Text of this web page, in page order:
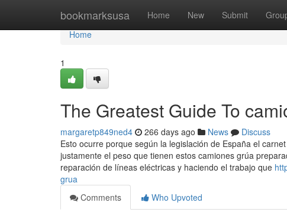
bookmarksusa Home New Submit
Home
Home
1
The Greatest Guide To
margaretp849ned4 266 days ago News
Discuss
Esto ocurre porque según la legislación de España el
justamente el peso que tienen estos camiones grúa
reparación de líneas eléctricas y haciendo el trabajo que
grua
Comments
Who Upvoted